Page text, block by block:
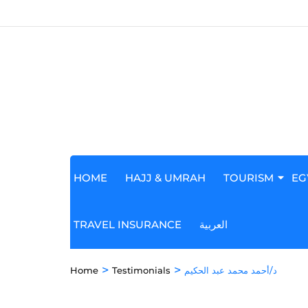
HOME HAJJ & UMRAH TOURISM
TRAVEL INSURANCE العربية
Home > Testimonials > د/أحمد محمد عبد الحكيم